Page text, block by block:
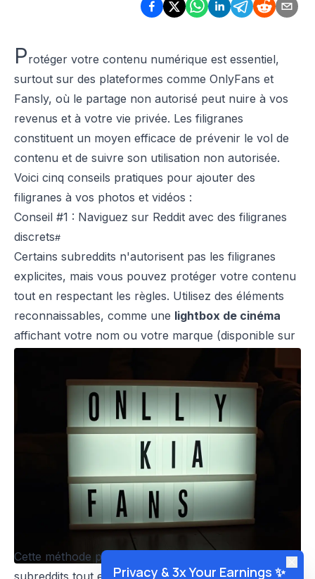
Protéger votre contenu numérique est essentiel,
surtout sur des plateformes comme OnlyFans et
Fansly, où le partage non autorisé peut nuire à vos
revenus et à votre vie privée. Les filigranes
constituent un moyen efficace de prévenir le vol de
contenu et de suivre son utilisation non autorisée.
Voici cinq conseils pratiques pour ajouter des
filigranes à vos photos et vidéos :
Conseil #1 : Naviguez sur Reddit avec des filigranes
discrets
Certains subreddits n'autorisent pas les filigranes
explicites, mais vous pouvez protéger votre contenu
tout en respectant les règles. Utilisez des éléments
reconnaissables, comme une lightbox de cinéma
affichant votre nom ou votre marque (disponible sur
Amazon), ou un autre élément distinctif.
Cette méthode permet de respecter les règles des
subreddits tout en laissant une trace subtile mais
Privacy & 3x Your Earnings ✨